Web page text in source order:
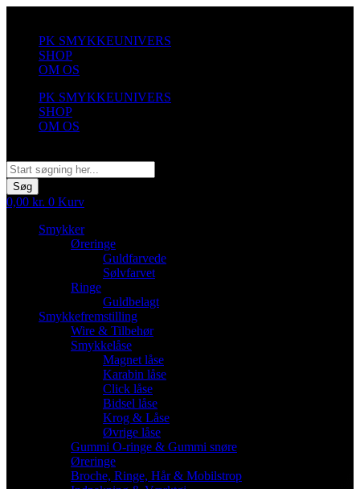
indholdPK SMYKKEUNIVERS
SHOP
OM OS
PK SMYKKEUNIVERS
SHOP
OM OS
Søg
0,00 kr. 0 Kurv
Smykker
Øreringe
Guldfarvede
Sølvfarvet
Ringe
Guldbelagt
Smykkefremstilling
Wire & Tilbehør
Smykkelåse
Magnet låse
Karabin låse
Click låse
Bidsel låse
Krog & Låse
Øvrige låse
Gummi O-ringe & Gummi snøre
Øreringe
Broche, Ringe, Hår & Mobilstrop